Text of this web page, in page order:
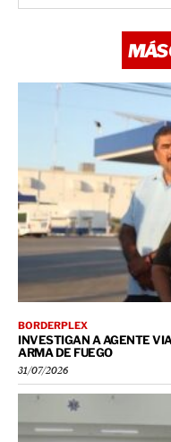
MÁS
BORDERPLEX
INVESTIGAN A AGENTE
ARMA DE FUEGO
31/07/2026